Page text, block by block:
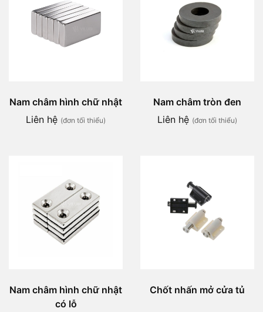
Nam châm hình chữ nhật
Liên hệ (đơn tối thiểu)
Nam châm tròn đen
Liên hệ (đơn tối thiểu)
Nam châm hình chữ nhật
có lỗ
Chốt nhấn mở cửa tủ